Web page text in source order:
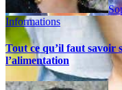
Informations
Tout ce qu’il faut savoir
l’alimentation